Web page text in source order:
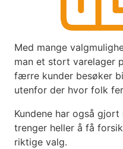
Med mange
man et stort varelager
færre kunder besøker
utenfor der hvor folk
Kundene har også
trenger heller å få
riktige valg.